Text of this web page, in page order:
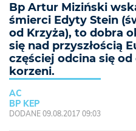
Bp Artur Miziński
śmierci Edyty Stein
od Krzyża), to dobra
się nad przyszłością
częściej odcina się
korzeni.
AC
BP KEP
DODANE 09.08.2017 09:03